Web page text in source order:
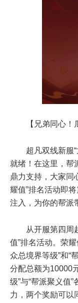
【兄弟同心！
超凡双线新服
就绪！在这里，帮
鼎力支持，大家同
耀值”排名活动即
注入，为你的帮派
从开服第四周
值”排名活动。荣
众总境界等级”和“
分配总额为10000
级”与“帮派聚义值
力，两个奖励可以